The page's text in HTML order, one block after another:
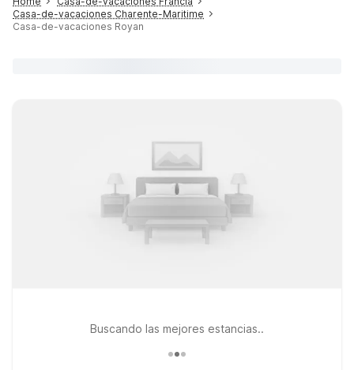
Casa-de-vacaciones Charente-Maritime
Casa-de-vacaciones Royan
Buscando las mejores estancias..